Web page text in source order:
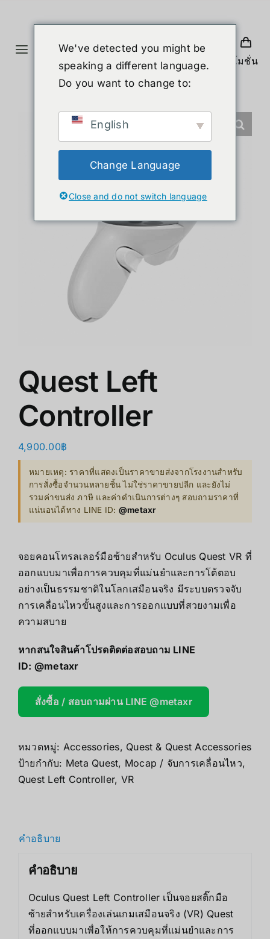
เนื้อหาToggle
Navigation
หน้าแรก
หุ่นยนต์รูปร่างมนุษย์
ข่าวสาร
สินค้าลดราคา
โปรโมชั่น
Quest Left
Controller
4,900.00฿
หมายเหตุ: ราคาที่แสดงเป็นราคาขายส่งจากโรงงานสำหรับ
การสั่งซื้อจำนวนหลายชิ้น ไม่ใช่ราคาขายปลีก และยังไม่
รวมค่าขนส่ง ภาษี และค่าดำเนินการต่างๆ สอบถามราคาที่
แน่นอนได้ทาง LINE ID: @metaxr
จอยคอนโทรลเลอร์มือซ้ายสำหรับ Oculus Quest VR ที่
ออกแบบมาเพื่อการควบคุมที่แม่นยำและการโต้ตอบ
อย่างเป็นธรรมชาติในโลกเสมือนจริง มีระบบตรวจจับ
การเคลื่อนไหวขั้นสูงและการออกแบบที่สวยงามเพื่อ
ความสบาย
หากสนใจสินค้าโปรดติดต่อสอบถาม LINE
ID: @metaxr
สั่งซื้อ / สอบถามผ่าน LINE @metaxr
หมวดหมู่: Accessories, Quest & Quest Accessories
ป้ายกำกับ: Meta Quest, Mocap / จับการเคลื่อนไหว,
Quest Left Controller, VR
คำอธิบาย
คำอธิบาย
Oculus Quest Left Controller เป็นจอยสติ๊กมือ
ซ้ายสำหรับเครื่องเล่นเกมเสมือนจริง (VR) Quest
ที่ออกแบบมาเพื่อให้การควบคุมที่แม่นยำและการ
We've detected you might be
speaking a different language.
Do you want to change to:
English
Change Language
Close and do not switch language